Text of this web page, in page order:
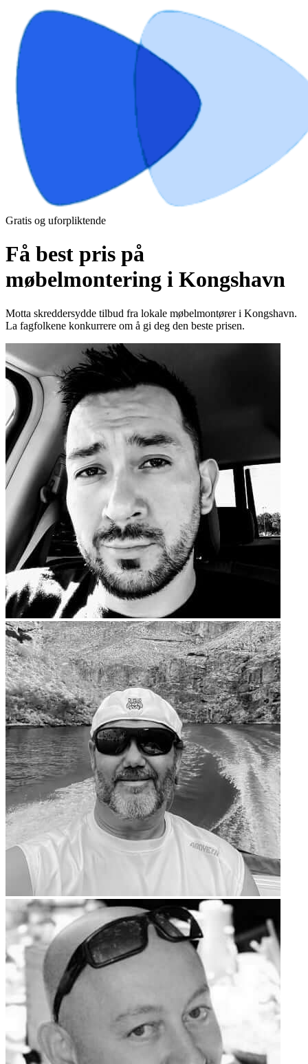
Gratis og uforpliktende
Få best pris på
møbelmontering i Kongshavn
Motta skreddersydde tilbud fra lokale møbelmontører i Kongshavn.
La fagfolkene konkurrere om å gi deg den beste prisen.